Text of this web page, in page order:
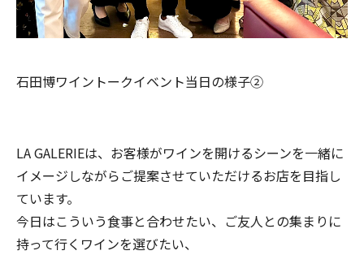
石田博ワイントークイベント当日の様子②
LA GALERIEは、お客様がワインを開けるシーンを一緒に
イメージしながらご提案させていただけるお店を目指し
ています。
今日はこういう食事と合わせたい、ご友人との集まりに
持って行くワインを選びたい、